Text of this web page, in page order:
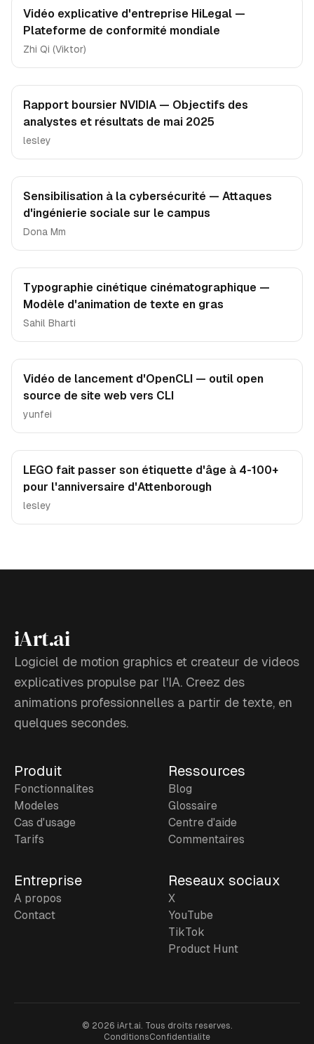
Vidéo explicative d'entreprise HiLegal —
Plateforme de conformité mondiale
Zhi Qi (Viktor)
Rapport boursier NVIDIA — Objectifs des
analystes et résultats de mai 2025
lesley
Sensibilisation à la cybersécurité — Attaques
d'ingénierie sociale sur le campus
Dona Mm
Typographie cinétique cinématographique —
Modèle d'animation de texte en gras
Sahil Bharti
Vidéo de lancement d'OpenCLI — outil open
source de site web vers CLI
yunfei
LEGO fait passer son étiquette d'âge à 4-100+
pour l'anniversaire d'Attenborough
lesley
iArt.ai
Logiciel de motion graphics et createur de videos
explicatives propulse par l'IA. Creez des
animations professionnelles a partir de texte, en
quelques secondes.
Produit
Fonctionnalites
Modeles
Cas d'usage
Tarifs
Ressources
Blog
Glossaire
Centre d'aide
Commentaires
Entreprise
A propos
Contact
Reseaux sociaux
X
YouTube
TikTok
Product Hunt
© 2026 iArt.ai. Tous droits reserves.
ConditionsConfidentialite